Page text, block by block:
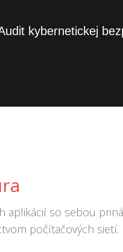
kybernetickej
aplikácií so sebou
počítačových sietí.